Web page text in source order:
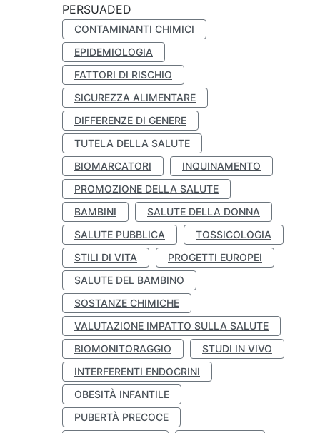
PERSUADED
CONTAMINANTI CHIMICI
EPIDEMIOLOGIA
FATTORI DI RISCHIO
SICUREZZA ALIMENTARE
DIFFERENZE DI GENERE
TUTELA DELLA SALUTE
BIOMARCATORI
INQUINAMENTO
PROMOZIONE DELLA SALUTE
BAMBINI
SALUTE DELLA DONNA
SALUTE PUBBLICA
TOSSICOLOGIA
STILI DI VITA
PROGETTI EUROPEI
SALUTE DEL BAMBINO
SOSTANZE CHIMICHE
VALUTAZIONE IMPATTO SULLA SALUTE
BIOMONITORAGGIO
STUDI IN VIVO
INTERFERENTI ENDOCRINI
OBESITÀ INFANTILE
PUBERTÀ PRECOCE